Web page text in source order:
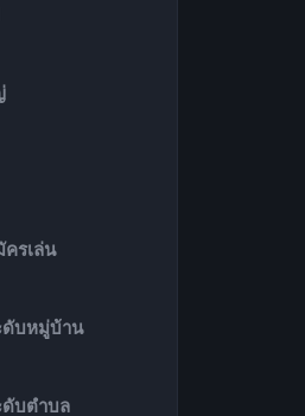
รเล่น
ดับหมู่บ้าน
ดับตำบล